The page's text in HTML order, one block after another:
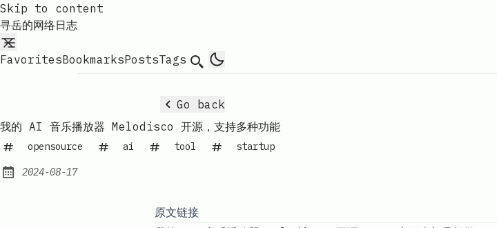
Skip to content
寻岳的网络日志
FavoritesBookmarksPostsTags Search
Go back
我的 AI 音乐播放器 Melodisco 开源，支持多种功能
opensource ai tool startup
Published:
2024-08-17
原文链接